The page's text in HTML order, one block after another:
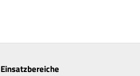
Einsatzbereiche